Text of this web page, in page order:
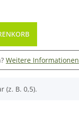
Weitere Informationen
(z. B. 0,5).